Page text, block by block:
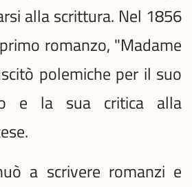
alla scrittura. Nel 1856
romanzo, "Madame
polemiche per il suo
e la sua critica alla
a scrivere romanzi e